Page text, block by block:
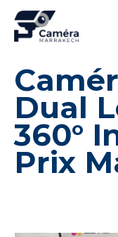
Dual
360°
Prix